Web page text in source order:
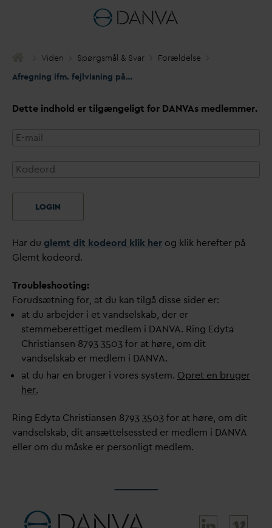
Viden Spørgsmål & Svar
Forældelse
Afregning ifm. fejlvisning på måler
Dette indhold er tilgængeligt for DANVAs medlemmer.
LOGIN
Har du glemt dit kodeord klik her og klik herefter på
Glemt kodeord.
Troubleshooting:
Forudsætning for, at du kan tilgå disse sider er:
at du arbejder i et vandselskab, der er
stemmeberettiget medlem i DANVA. Ring Edyta
Christiansen 8793 3503 for at høre, om dit
vandselskab er medlem i DANVA.
at du har en bruger i vores system. Opret en bruger
her.
Ring Edyta Christiansen 8793 3503 for at høre, om dit
vandselskab, dit ansættelsessted er medlem i DANVA
eller om du måske er personligt medlem.